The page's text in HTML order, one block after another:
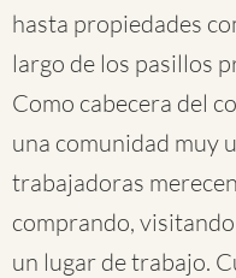
hasta propiedades
largo de los pasillos
Como cabecera del
una comunidad muy
trabajadoras
comprando,
un lugar de trabajo.